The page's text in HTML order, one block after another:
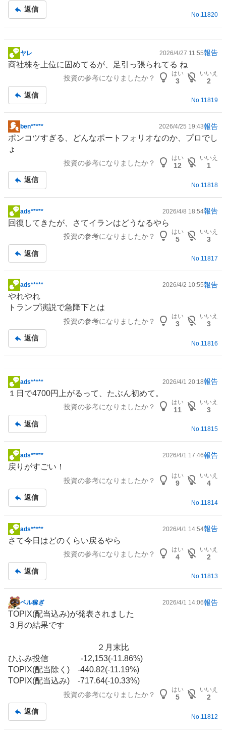
事
返信
No. 11820
掲
示
事
ヤレ 2026/4/27 11:55報告
商社株を上位に固めてるが、足引っ張られてる ね
投資の参考になりましたか？
はい
3
いいえ
2
返信
No.11819
掲
示
板
ben***** 2026/4/25 19:43報告
ポンコツすぎる、どんなポートフォリオなのか、プロでし
ょ
投資の参考になりましたか？
はい
12
いいえ
1
返信
No. 11818
掲
示
事
ads***** 2026/4/8 18:54報告
回復してきたが、さてイランはどうなるやら
投資の参考になりましたか？
はい
5
いいえ
3
返信
No.11817
掲
示
板
ads***** 2026/4/2 10:55報告
やれやれ
トランプ演説で急降下とは
投資の参考になりましたか？
はい
3
いいえ
3
返信
No. 11816
掲
示
事
ads***** 2026/4/1 20:18報告
１日で4700円上がるって、たぶん初めて。
投資の参考になりましたか？
はい
11
いいえ
3
返信
No.11815
掲
示
事
ads***** 2026/4/1 17:46報告
戻りがすごい！
投資の参考になりましたか？
はい
9
いいえ
4
返信
No. 11814
掲
示
事
ads***** 2026/4/1 14:54報告
さて今日はどのくらい戻るやら
投資の参考になりましたか？
はい
4
いいえ
2
返信
No.11813
掲
示
板
ベル稼ぎ 2026/4/1 14:06報告
TOPIX(配当込み)が発表されました
３月の結果です
２月末比
ひふみ投信 -12,153(-11.86%)
TOPIX(配当除く) -440.82(-11.19%)
TOPIX(配当込み) -717.64(-10.33%)
投資の参考になりましたか？
はい
5
いいえ
2
返信
No. 11812